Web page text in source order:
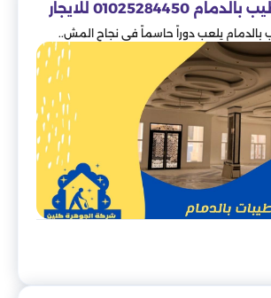
للايجار
يلعب دوراً حاسماً في نجاح المش..